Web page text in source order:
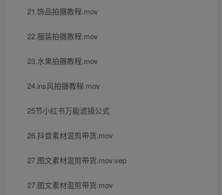
21.饰品拍摄教程.mov
22.服装拍摄教程.mov
23.水果拍摄教程.mov
24.ins风拍摄教程.mov
25节小红书万能滤镜公式
26.抖音素材混剪带货.mov
27.图文素材混剪带货.mov.vep
27.图文素材混剪带货.mov